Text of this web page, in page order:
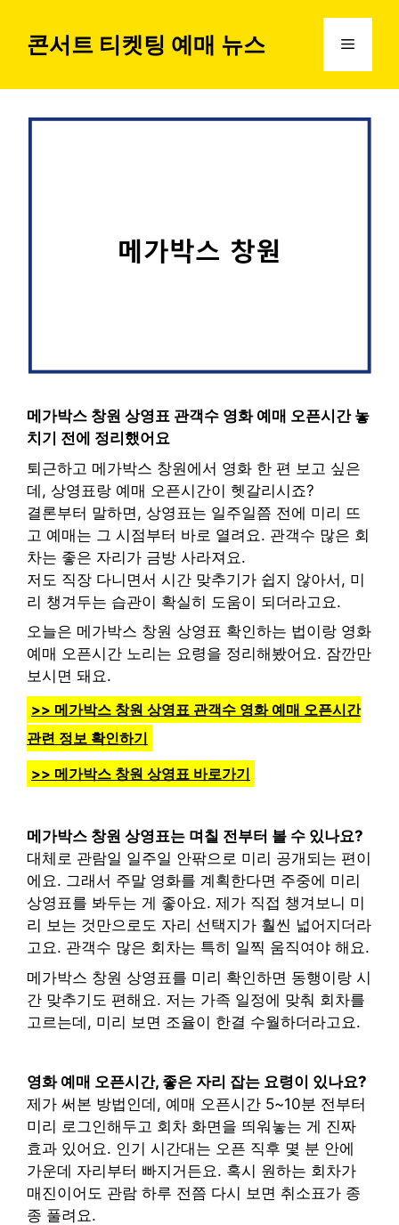
콘서트 티켓팅 예매 뉴스 메
메가박스 창원 상영표 관객수 영화 예매 오픈시간 놓
치기 전에 정리했어요
퇴근하고 메가박스 창원에서 영화 한 편 보고 싶은
데, 상영표랑 예매 오픈시간이 헷갈리시죠?
결론부터 말하면, 상영표는 일주일쯤 전에 미리 뜨
고 예매는 그 시점부터 바로 열려요. 관객수 많은 회
차는 좋은 자리가 금방 사라져요.
저도 직장 다니면서 시간 맞추기가 쉽지 않아서, 미
리 챙겨두는 습관이 확실히 도움이 되더라고요.
오늘은 메가박스 창원 상영표 확인하는 법이랑 영화
예매 오픈시간 노리는 요령을 정리해봤어요. 잠깐만
보시면 돼요.
>> 메가박스 창원 상영표 관객수 영화 예매 오픈시간
관련 정보 확인하기
>> 메가박스 창원 상영표 바로가기
메가박스 창원 상영표는 며칠 전부터 볼 수 있나요?
대체로 관람일 일주일 안팎으로 미리 공개되는 편이
에요. 그래서 주말 영화를 계획한다면 주중에 미리
상영표를 봐두는 게 좋아요. 제가 직접 챙겨보니 미
리 보는 것만으로도 자리 선택지가 훨씬 넓어지더라
고요. 관객수 많은 회차는 특히 일찍 움직여야 해요.
메가박스 창원 상영표를 미리 확인하면 동행이랑 시
간 맞추기도 편해요. 저는 가족 일정에 맞춰 회차를
고르는데, 미리 보면 조율이 한결 수월하더라고요.
영화 예매 오픈시간, 좋은 자리 잡는 요령이 있나요?
제가 써본 방법인데, 예매 오픈시간 5~10분 전부터
미리 로그인해두고 회차 화면을 띄워놓는 게 진짜
효과 있어요. 인기 시간대는 오픈 직후 몇 분 안에
가운데 자리부터 빠지거든요. 혹시 원하는 회차가
매진이어도 관람 하루 전쯤 다시 보면 취소표가 종
종 풀려요.